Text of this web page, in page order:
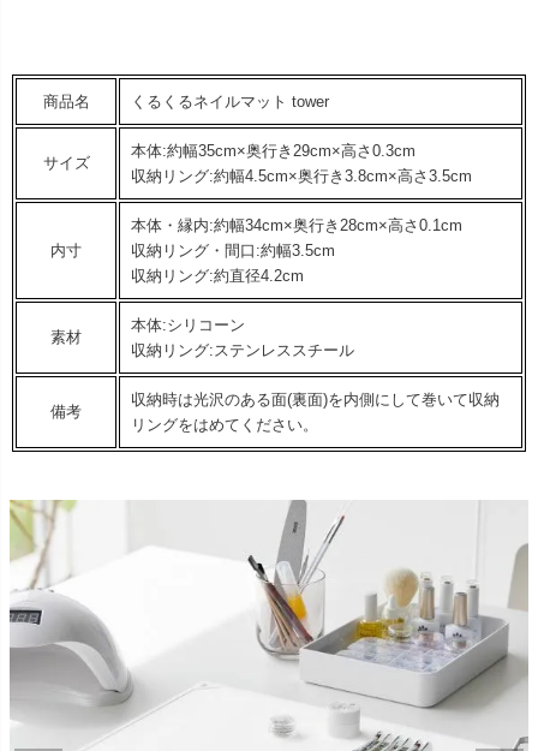
商品名 くるくるネイルマット tower
サイズ
本体:約幅35cm×奥行き29cm×高さ0.3cm
収納リング:約幅4.5cm×奥行き3.8cm×高さ3.5cm
内寸
本体・縁内:約幅34cm×奥行き28cm×高さ0.1cm
収納リング・間口:約幅3.5cm
収納リング:約直径4.2cm
素材
本体:シリコーン
収納リング:ステンレススチール
備考
収納時は光沢のある面(裏面)を内側にして巻いて収納
リングをはめてください。